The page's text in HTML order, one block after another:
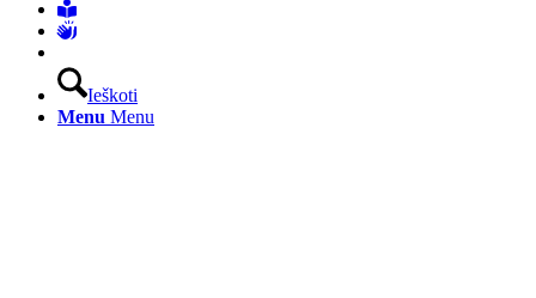
Ieškoti
Menu Menu